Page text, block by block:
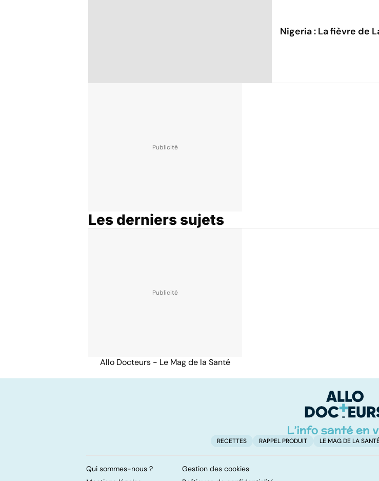
Nigeria : La fièvre de
Les derniers sujets
Allo Docteurs - Le Mag de la Santé
RECETTES RAPPEL PRODUIT LE MAG DE LA
Qui sommes-nous ?
Gestion des cookies